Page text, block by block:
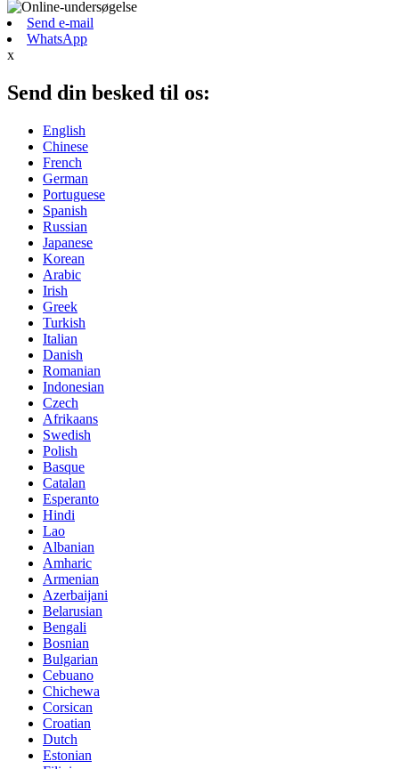
Send e-mail
WhatsApp
x
Send din besked til os:
English
Chinese
French
German
Portuguese
Spanish
Russian
Japanese
Korean
Arabic
Irish
Greek
Turkish
Italian
Danish
Romanian
Indonesian
Czech
Afrikaans
Swedish
Polish
Basque
Catalan
Esperanto
Hindi
Lao
Albanian
Amharic
Armenian
Azerbaijani
Belarusian
Bengali
Bosnian
Bulgarian
Cebuano
Chichewa
Corsican
Croatian
Dutch
Estonian